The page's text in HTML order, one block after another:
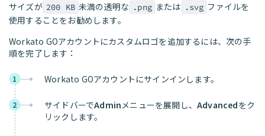
サイズが 200 KB 未満の透明な .png または .svg ファイルを
使用することをお勧めします。
Workato GOアカウントにカスタムロゴを追加するには、次の手
順を完了します：
1 Workato GOアカウントにサインインします。
2 サイドバーでAdminメニューを展開し、Advancedをク
リックします。